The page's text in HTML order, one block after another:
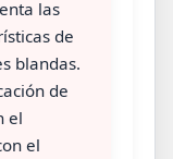
las
de
blandas.
de
el
el